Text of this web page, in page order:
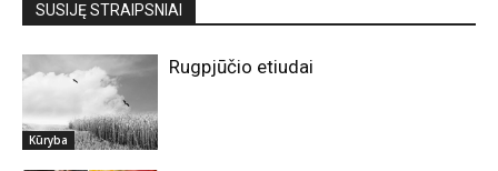
SUSIJĘ STRAIPSNIAI
Kūryba
Rugpjūčio etiudai